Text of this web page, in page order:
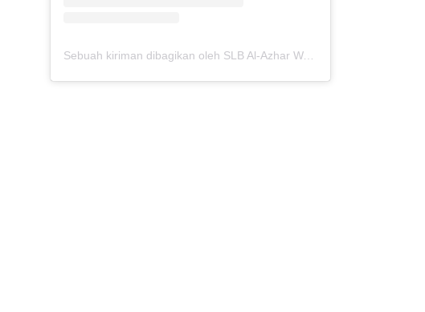
Sebuah kiriman dibagikan oleh SLB Al-Azhar Waru (@slbalazharwaru)